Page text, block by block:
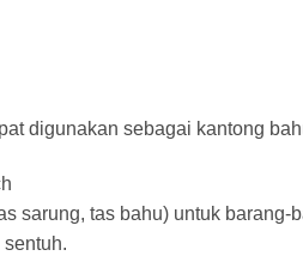
digunakan sebagai kantong
sarung, tas bahu) untuk barang-